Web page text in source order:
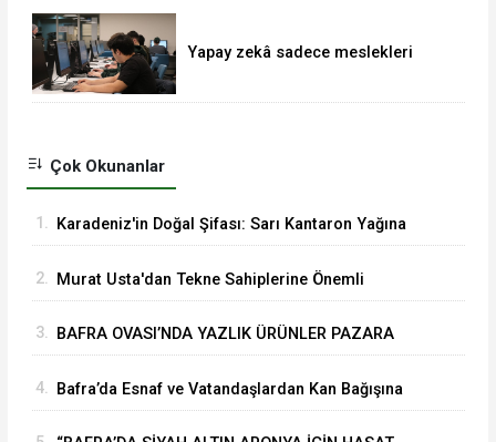
Yapay zekâ sadece meslekleri
Çok Okunanlar
1. Karadeniz'in Doğal Şifası: Sarı Kantaron Yağına
2. Murat Usta'dan Tekne Sahiplerine Önemli
3. BAFRA OVASI’NDA YAZLIK ÜRÜNLER PAZARA
4. Bafra’da Esnaf ve Vatandaşlardan Kan Bağışına